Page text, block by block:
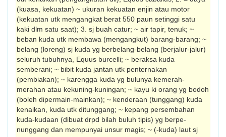
(kuasa, kekuatan) ~ ukuran kekuatan enjin atau motor
(kekuat­an utk mengangkat berat 550 paun setinggi satu
kaki dlm satu saat); 3. sj buah catur; ~ air tapir, tenuk; ~
beban kuda utk membawa (mengangkut) barang-barang; ~
belang (loreng) sj kuda yg berbelang-belang (berjalur­-jalur)
seluruh tubuhnya, Equus burcelli; ~ beraksa kuda
semberani; ~ bibit kuda jantan utk penternakan
(pembiakan); ~ karengga kuda yg bulunya kemerah-
merahan atau kekuning-kuningan; ~ kayu ki orang yg bodoh
(boleh dipermain-mainkan); ~ kenderaan (tunggang) kuda
kenaikan, kuda utk ditung­gang; ~ kepang persembahan
kuda-kudaan (dibuat drpd bilah buluh tipis) yg berpe­
nunggang dan mempunyai unsur magis; ~ (-kuda) laut sj